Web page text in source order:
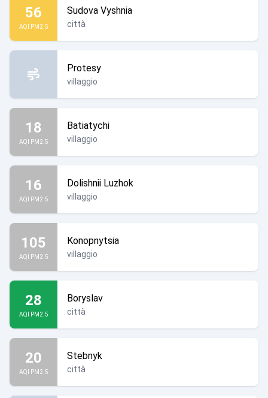
56
AQI PM2.5
Sudova Vyshnia
città
Protesy
villaggio
18
AQI PM2.5
Batiatychi
villaggio
16
AQI PM2.5
Dolishnii Luzhok
villaggio
105
AQI PM2.5
Konopnytsia
villaggio
28
AQI PM2.5
Boryslav
città
20
AQI PM2.5
Stebnyk
città